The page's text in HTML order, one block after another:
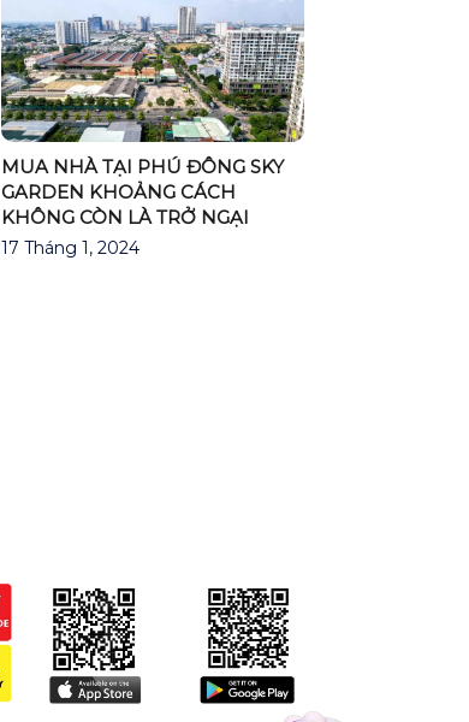
MUA NHÀ TẠI PHÚ ĐÔNG SKY
GARDEN KHOẢNG CÁCH
KHÔNG CÒN LÀ TRỞ NGẠI
17 Tháng 1, 2024